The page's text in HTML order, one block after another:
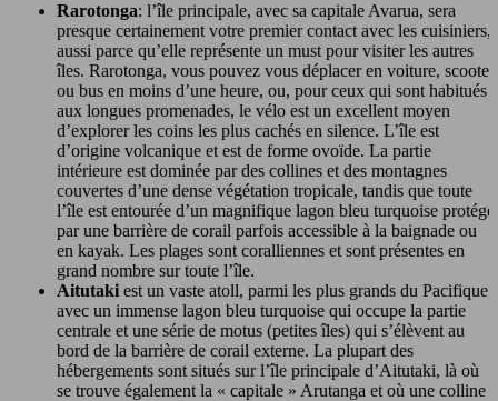
Rarotonga: l’île principale, avec sa capitale Avarua, sera
presque certainement votre premier contact avec les cuisiniers,
aussi parce qu’elle représente un must pour visiter les autres
îles. Rarotonga, vous pouvez vous déplacer en voiture, scooter
ou bus en moins d’une heure, ou, pour ceux qui sont habitués
aux longues promenades, le vélo est un excellent moyen
d’explorer les coins les plus cachés en silence. L’île est
d’origine volcanique et est de forme ovoïde. La partie
intérieure est dominée par des collines et des montagnes
couvertes d’une dense végétation tropicale, tandis que toute
l’île est entourée d’un magnifique lagon bleu turquoise protégé
par une barrière de corail parfois accessible à la baignade ou
en kayak. Les plages sont coralliennes et sont présentes en
grand nombre sur toute l’île.
Aitutaki est un vaste atoll, parmi les plus grands du Pacifique,
avec un immense lagon bleu turquoise qui occupe la partie
centrale et une série de motus (petites îles) qui s’élèvent au
bord de la barrière de corail externe. La plupart des
hébergements sont situés sur l’île principale d’Aitutaki, là où
se trouve également la « capitale » Arutanga et où une colline